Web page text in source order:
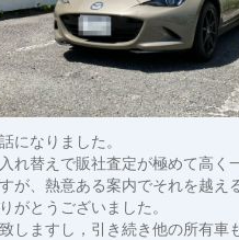
になりました。
れ替えで販社査定が極めて高く
が、熱意ある案内でそれを越え
がとうございました。
しますし，引き続き他の所有車